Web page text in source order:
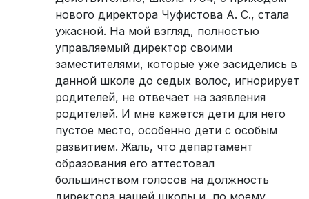
нового директора Чуфистова А. С., стала
ужасной. На мой взгляд, полностью
управляемый директор своими
заместителями, которые уже засиделись в
данной школе до седых волос, игнорирует
родителей, не отвечает на заявления
родителей. И мне кажется дети для него
пустое место, особенно дети с особым
развитием. Жаль, что департамент
образования его аттестовал
большинством голосов на должность
директора нашей школы и, по моему